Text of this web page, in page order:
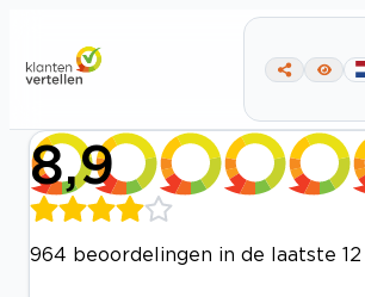
8,9
964 beoordelingen in de laatste 12